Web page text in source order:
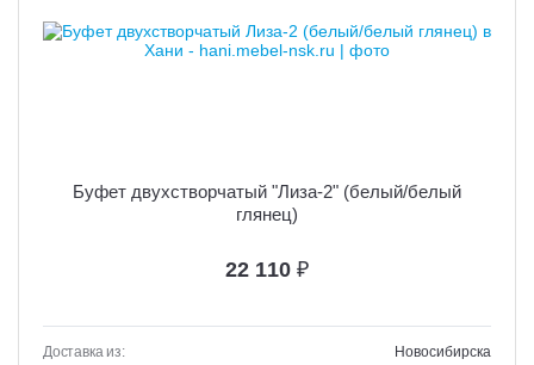
Буфет двухстворчатый "Лиза-2" (белый/белый
глянец)
22 110 ₽
Доставка из:
Новосибирска